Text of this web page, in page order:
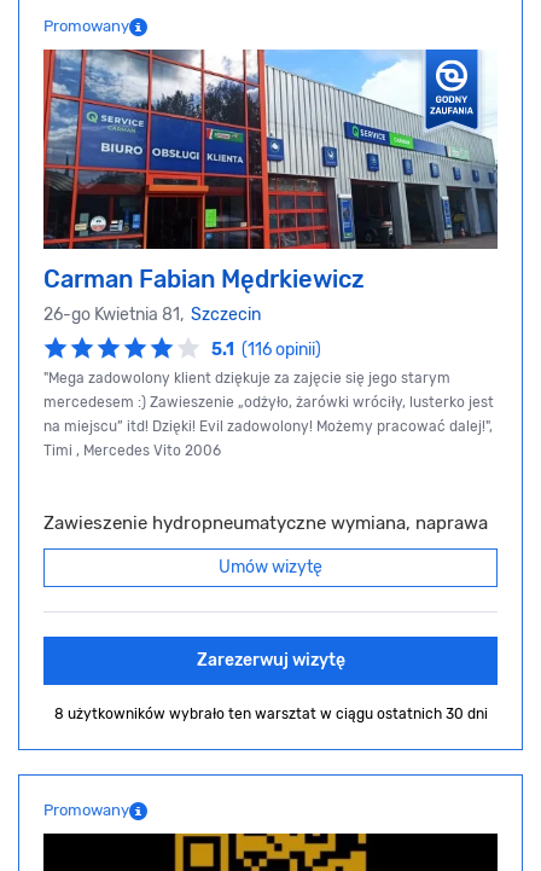
Promowany
Carman Fabian Mędrkiewicz
26-go Kwietnia 81, Szczecin
5.1 (116 opinii)
"Mega zadowolony klient dziękuje za zajęcie się jego starym
mercedesem :) Zawieszenie „odżyło, żarówki wróciły, lusterko jest
na miejscu” itd! Dzięki! Evil zadowolony! Możemy pracować dalej!",
Timi , Mercedes Vito 2006
Zawieszenie hydropneumatyczne wymiana, naprawa
Umów wizytę
Zarezerwuj wizytę
8 użytkowników wybrało ten warsztat w ciągu ostatnich 30 dni
Promowany